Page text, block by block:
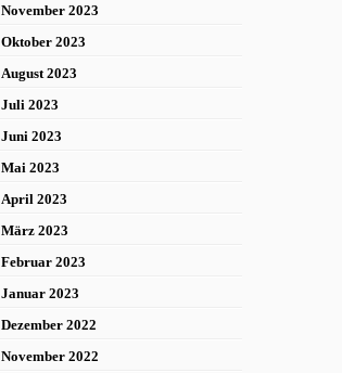
November 2023
Oktober 2023
August 2023
Juli 2023
Juni 2023
Mai 2023
April 2023
März 2023
Februar 2023
Januar 2023
Dezember 2022
November 2022